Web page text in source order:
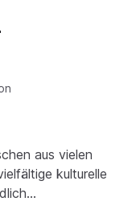
aus vielen
kulturelle